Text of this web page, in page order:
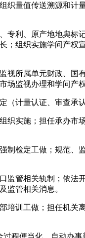
量值传送溯源和计
利、原产地地舆标
；组织实施学问产权
所属单元财政、国
监视办理和学问产权
计量认证、审查承认
实施；担任承办市
检定工做；规范、
管相关轨制；依法
监管相关消息。
训工做；担任机关
程便当化，自动办事